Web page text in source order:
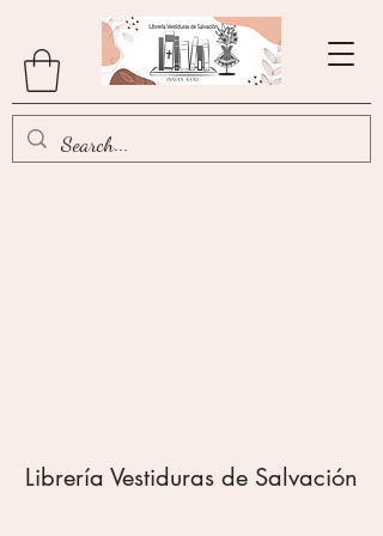
Librería Vestiduras de Salvación